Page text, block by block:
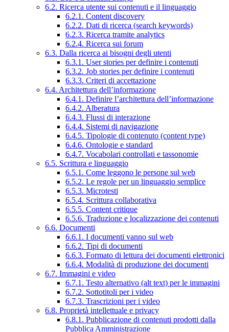
6.2. Ricerca utente sui contenuti e il linguaggio
6.2.1. Content discovery
6.2.2. Dati di ricerca (search keywords)
6.2.3. Ricerca tramite analytics
6.2.4. Ricerca sui forum
6.3. Dalla ricerca ai bisogni degli utenti
6.3.1. User stories per definire i contenuti
6.3.2. Job stories per definire i contenuti
6.3.3. Criteri di accettazione
6.4. Architettura dell’informazione
6.4.1. Definire l’architettura dell’informazione
6.4.2. Alberatura
6.4.3. Flussi di interazione
6.4.4. Sistemi di navigazione
6.4.5. Tipologie di contenuto (content type)
6.4.6. Ontologie e standard
6.4.7. Vocabolari controllati e tassonomie
6.5. Scrittura e linguaggio
6.5.1. Come leggono le persone sul web
6.5.2. Le regole per un linguaggio semplice
6.5.3. Microtesti
6.5.4. Scrittura collaborativa
6.5.5. Content critique
6.5.6. Traduzione e localizzazione dei contenuti
6.6. Documenti
6.6.1. I documenti vanno sul web
6.6.2. Tipi di documenti
6.6.3. Formato di lettura dei documenti elettronici
6.6.4. Modalità di produzione dei documenti
6.7. Immagini e video
6.7.1. Testo alternativo (alt text) per le immagini
6.7.2. Sottotitoli per i video
6.7.3. Trascrizioni per i video
6.8. Proprietà intellettuale e privacy
6.8.1. Pubblicazione di contenuti prodotti dalla
Pubblica Amministrazione